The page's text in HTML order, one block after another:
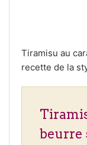
Tiramisu au
recette de la
beurre